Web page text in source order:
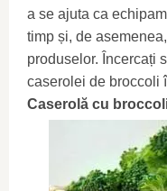
a se ajuta ca
timp și, de
produselor. Încercați
caserolei de broccoli
Caserolă cu